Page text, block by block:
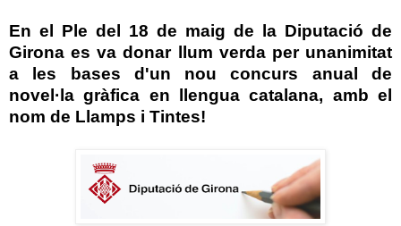
En el Ple del 18 de maig de la Diputació de
Girona es va donar llum verda per unanimitat
a les bases d'un nou concurs anual de
novel·la gràfica en llengua catalana, amb el
nom de Llamps i Tintes!